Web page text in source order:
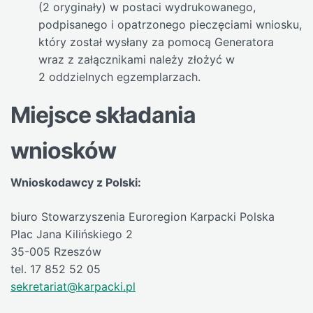
(2 oryginały) w postaci wydrukowanego,
podpisanego i opatrzonego pieczęciami wniosku,
który został wysłany za pomocą Generatora
wraz z załącznikami należy złożyć w
2 oddzielnych egzemplarzach.
Miejsce składania
wniosków
Wnioskodawcy z Polski:
biuro Stowarzyszenia Euroregion Karpacki Polska
Plac Jana Kilińskiego 2
35-005 Rzeszów
tel. 17 852 52 05
sekretariat@karpacki.pl